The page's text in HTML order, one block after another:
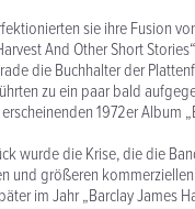
sie ihre Fusion
And Other Short
die Buchhalter der
zu ein paar bald
1972er Album
wurde die Krise, die die
und größeren
im Jahr „Barclay James